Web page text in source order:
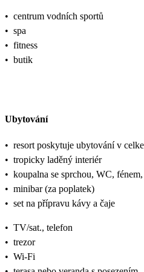
• centrum vodních sportů
• spa
• fitness
• butik
Ubytování
• resort poskytuje ubytování v
• tropicky laděný interiér
• koupalna se sprchou, WC,
• minibar (za poplatek)
• set na přípravu kávy a čaje
• TV/sat., telefon
• trezor
• Wi-Fi